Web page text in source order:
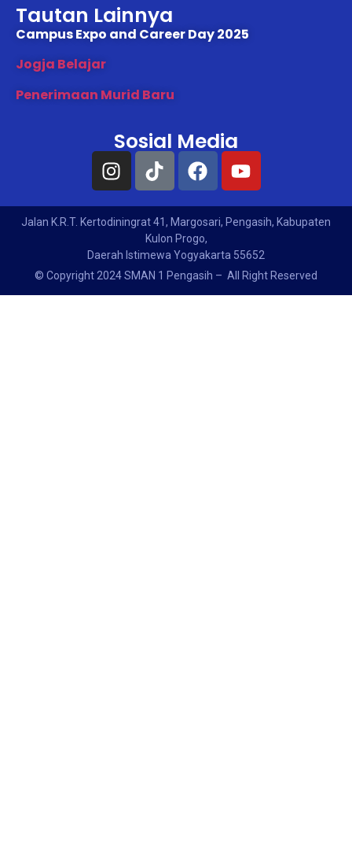
Tautan Lainnya
Campus Expo and Career Day 2025
Jogja Belajar
Penerimaan Murid Baru
Sosial Media
Jalan K.R.T. Kertodiningrat 41, Margosari, Pengasih, Kabupaten
Kulon Progo,
Daerah Istimewa Yogyakarta 55652
© Copyright 2024 SMAN 1 Pengasih – All Right Reserved